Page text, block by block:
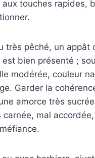
aux touches rapides,
très pêché, un appât
est bien présenté ;
modérée, couleur
Garder la
amorce très
carnée, mal